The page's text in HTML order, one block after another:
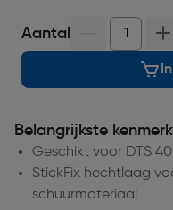
Aantal
Belangrijkste
Geschikt voor DTS
StickFix hechtlaag
schuurmateriaal